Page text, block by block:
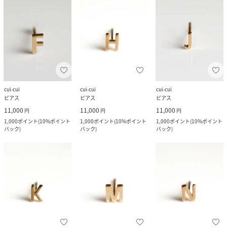
cui-cui
ピアス
11,000 円
1,000ポイント(10%ポイント
バック)
cui-cui
ピアス
11,000 円
1,000ポイント(10%ポイント
バック)
cui-cui
ピアス
11,000 円
1,000ポイント(10%ポイント
バック)